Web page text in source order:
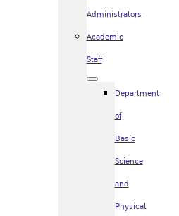
Administrators
Academic
Staff
Department
of
Basic
Science
and
Physical